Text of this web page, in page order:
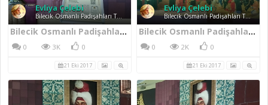
Evliya Çelebi
Bilecik Osmanlı Padişahları Tarih Şeridi
Bilecik Osmanlı Padişahları Tarih Şeridi III. Selim
0 3K 0
21 Eki 2017
Evliya Çelebi
Bilecik Osmanlı Padişahları Tarih Şeridi
Bilecik Osmanlı Padişahları Tarih Şeridi Duvar Sanat Eserleri
0 2K 0
21 Eki 2017